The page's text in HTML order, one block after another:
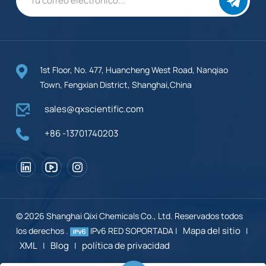
1st Floor, No. 477, Huancheng West Road, Nanqiao
Town, Fengxian District, Shanghai,China
sales@qxscientific.com
+86 -13701740203
© 2026 Shanghai Qixi Chemicals Co., Ltd. Reservados todos
los derechos .
IPv6 RED SOPORTADA | Mapa del sitio |
XML | Blog | política de privacidad